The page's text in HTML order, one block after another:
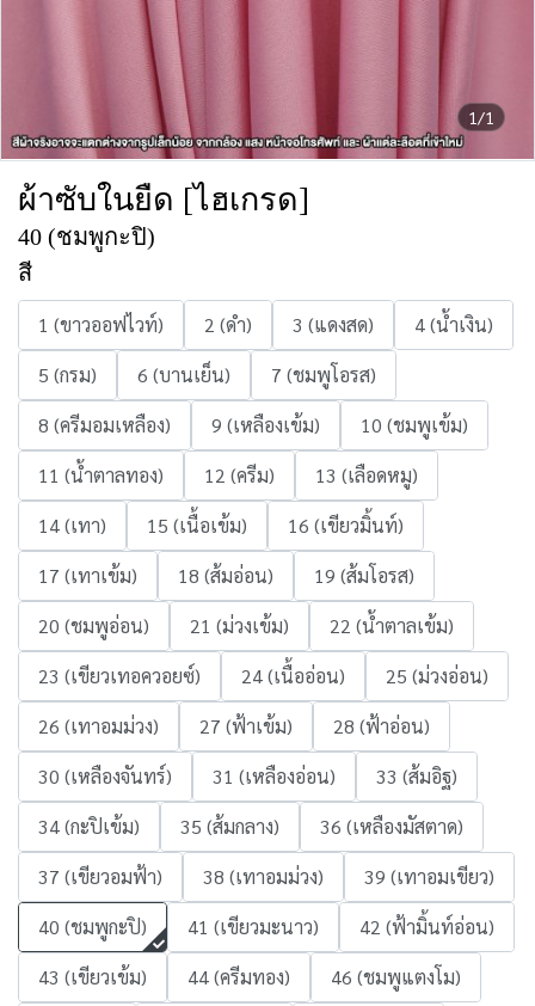
1/1
ผ้าซับในยืด [ไฮเกรด]
40 (ชมพูกะปิ)
สี
1 (ขาวออฟไวท์) 2 (ดำ) 3 (แดงสด)
4 (น้ำเงิน)
5 (กรม)
6 (บานเย็น)
7 (ชมพูโอรส)
8 (ครีมอมเหลือง)
9 (เหลืองเข้ม)
10 (ชมพูเข้ม)
11 (น้ำตาลทอง)
12 (ครีม)
13 (เลือดหมู)
14 (เทา)
15 (เนื้อเข้ม)
16 (เขียวมิ้นท์)
17 (เทาเข้ม)
18 (ส้มอ่อน)
19 (ส้มโอรส)
20 (ชมพูอ่อน)
21 (ม่วงเข้ม)
22 (น้ำตาลเข้ม)
23 (เขียวเทอควอยซ์)
24 (เนื้ออ่อน)
25 (ม่วงอ่อน)
26 (เทาอมม่วง)
27 (ฟ้าเข้ม)
28 (ฟ้าอ่อน)
30 (เหลืองจันทร์)
31 (เหลืองอ่อน)
33 (ส้มอิฐ)
34 (กะปิเข้ม)
35 (ส้มกลาง)
36 (เหลืองมัสตาด)
37 (เขียวอมฟ้า)
38 (เทาอมม่วง)
39 (เทาอมเขียว)
40 (ชมพูกะปิ)
41 (เขียวมะนาว)
42 (ฟ้ามิ้นท์อ่อน)
43 (เขียวเข้ม)
44 (ครีมทอง)
46 (ชมพูแตงโม)